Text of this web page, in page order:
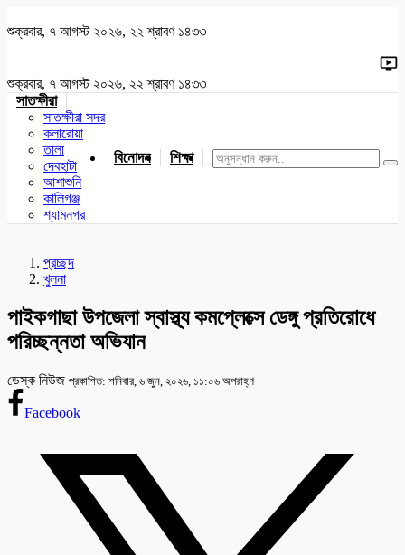
শুক্রবার, ৭ আগস্ট ২০২৬, ২২ শ্রাবণ ১৪৩৩
শুক্রবার, ৭ আগস্ট ২০২৬, ২২ শ্রাবণ ১৪৩৩
সাতক্ষীরা
সাতক্ষীরা সদর
কলারোয়া
তালা
দেবহাটা
আশাশুনি
কালিগঞ্জ
শ্যামনগর
বিনোদন শিক্ষা খেলাধুলা জাতীয় যশোর
প্রচ্ছদ
খুলনা
পাইকগাছা উপজেলা স্বাস্থ্য কমপ্লেক্সে ডেঙ্গু প্রতিরোধে
পরিচ্ছন্নতা অভিযান
ডেস্ক নিউজ প্রকাশিত: শনিবার, ৬ জুন, ২০২৬, ১১:০৬ অপরাহ্ণ
Facebook